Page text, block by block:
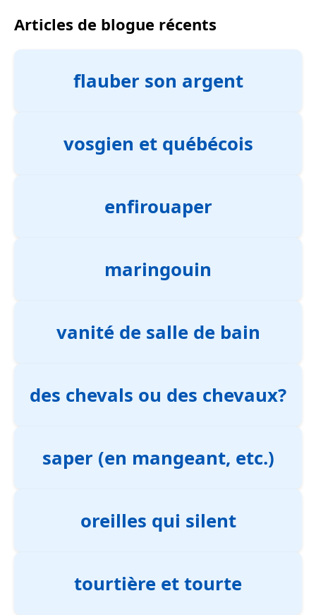
Articles de blogue récents
flauber son argent
vosgien et québécois
enfirouaper
maringouin
vanité de salle de bain
des chevals ou des chevaux?
saper (en mangeant, etc.)
oreilles qui silent
tourtière et tourte